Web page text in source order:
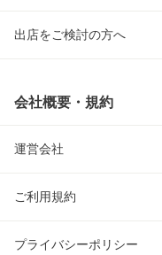
出店をご検討の方へ
会社概要・規約
運営会社
ご利用規約
プライバシーポリシー